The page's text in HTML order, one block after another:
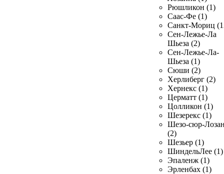
Рюшликон (1)
Саас-Фе (1)
Санкт-Мориц
Сен-Лежье-Ла
Шьеза (2)
Сен-Лежье-Ла-
Шьеза (1)
Сюши (2)
Херлиберг (2)
Хернекс (1)
Церматт (1)
Цолликон (1)
Шезерекс (1)
Шезо-сюр-
(2)
Шезьер (1)
ШиндельЛее (1)
Эпаленж (1)
Эрленбах (1)